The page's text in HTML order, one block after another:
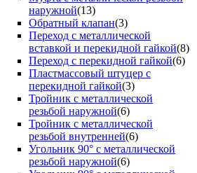
наружной(13)
Обратный клапан(3)
Переход с металлической
вставкой и перекидной гайкой(8)
Переход с перекидной гайкой(6)
Пластмассовый штуцер с
перекидной гайкой(3)
Тройник с металлической
резьбой наружной(6)
Тройник с металлической
резьбой внутренней(6)
Угольник 90° с металлической
резьбой наружной(6)